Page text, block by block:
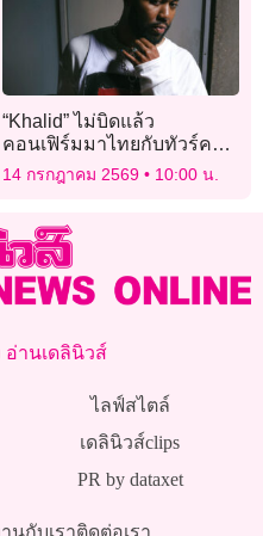
“Khalid” ไม่บิดแล้ว
คอนเฟิร์มมาไทยกับทัวร์ครั้ง
ใหม่ “It’s Always Summer
Somewhere Tour”
14 กรกฎาคม 2569 10:00 น.
อ่านเดลินิวส์
ไลฟ์สไตล์
เดลินิวส์clips
PR by dataxet
นกับเราติดต่อเรา